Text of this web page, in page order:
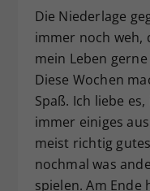
Die Niederlage
immer noch weh,
mein Leben
Diese Wochen
Spaß. Ich liebe
immer einiges
meist richtig
nochmal was
spielen. Am Ende